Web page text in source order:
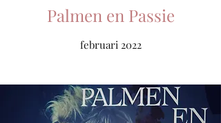
Palmen en Passie
februari 2022